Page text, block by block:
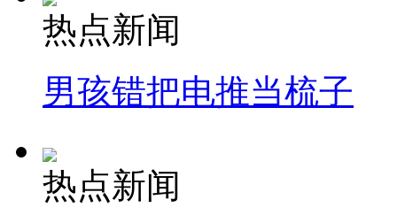
热点新闻
男孩错把电推当梳子
热点新闻